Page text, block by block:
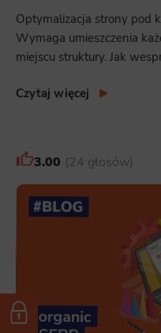
Optymalizacja strony pod
Wymaga umieszczenia
miejscu struktury. Jak
Czytaj więcej
3.00 24 głosów